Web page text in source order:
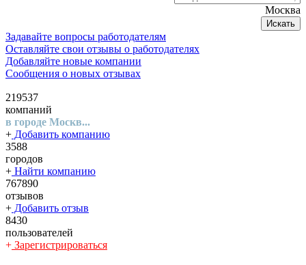
Москва
Искать
Задавайте вопросы работодателям
Оставляйте свои отзывы о работодателях
Добавляйте новые компании
Сообщения о новых отзывах
219537
компаний
в городе Москв...
+ Добавить компанию
3588
городов
+ Найти компанию
767890
отзывов
+ Добавить отзыв
8430
пользователей
+ Зарегистрироваться